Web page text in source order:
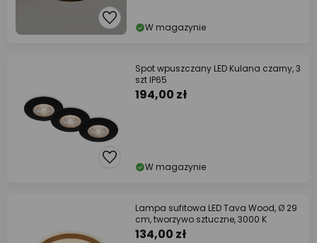
W magazynie
Spot wpuszczany LED Kulana czarny, 3
szt IP65
194,00 zł
W magazynie
Lampa sufitowa LED Tava Wood, Ø 29
cm, tworzywo sztuczne, 3000 K
134,00 zł